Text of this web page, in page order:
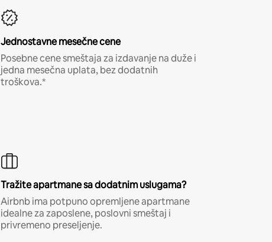
Jednostavne mesečne cene
Posebne cene smeštaja za izdavanje na duže i
jedna mesečna uplata, bez dodatnih
troškova.*
Tražite apartmane sa dodatnim uslugama?
Airbnb ima potpuno opremljene apartmane
idealne za zaposlene, poslovni smeštaj i
privremeno preseljenje.